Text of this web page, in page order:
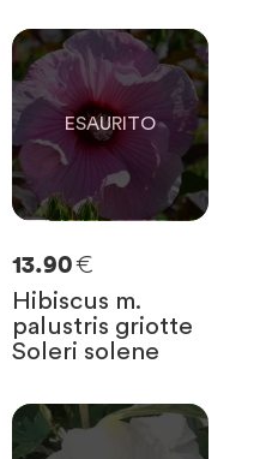
0
SOLO 0 RIMASTE
13.90€
Hibiscus m.
palustris griotte
Soleri solene
0
SOLO